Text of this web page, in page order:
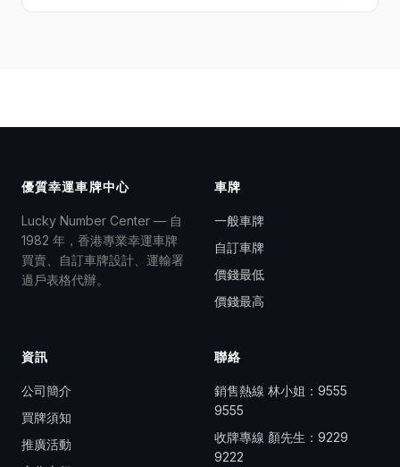
優質幸運車牌中心
Lucky Number Center — 自
1982 年，香港專業幸運車牌
買賣、自訂車牌設計、運輸署
過戶表格代辦。
車牌
一般車牌
自訂車牌
價錢最低
價錢最高
資訊
公司簡介
買牌須知
推廣活動
聯絡
銷售熱線 林小姐： 9555
9555
收牌專線 顏先生： 9229
9222